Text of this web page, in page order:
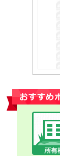
おすすめポイント